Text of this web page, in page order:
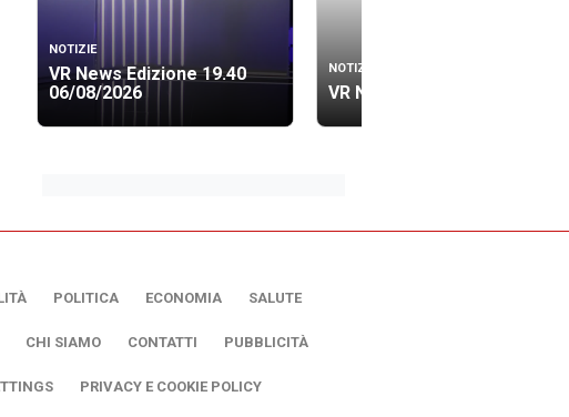
NOTIZIE
VR News Edizione 19.40
06/08/2026
NOTIZIE
VR News Lis 06/08/2026
POLITICA ECONOMIA SALUTE
CHI SIAMO CONTATTI PUBBLICITÀ
PRIVACY E COOKIE POLICY